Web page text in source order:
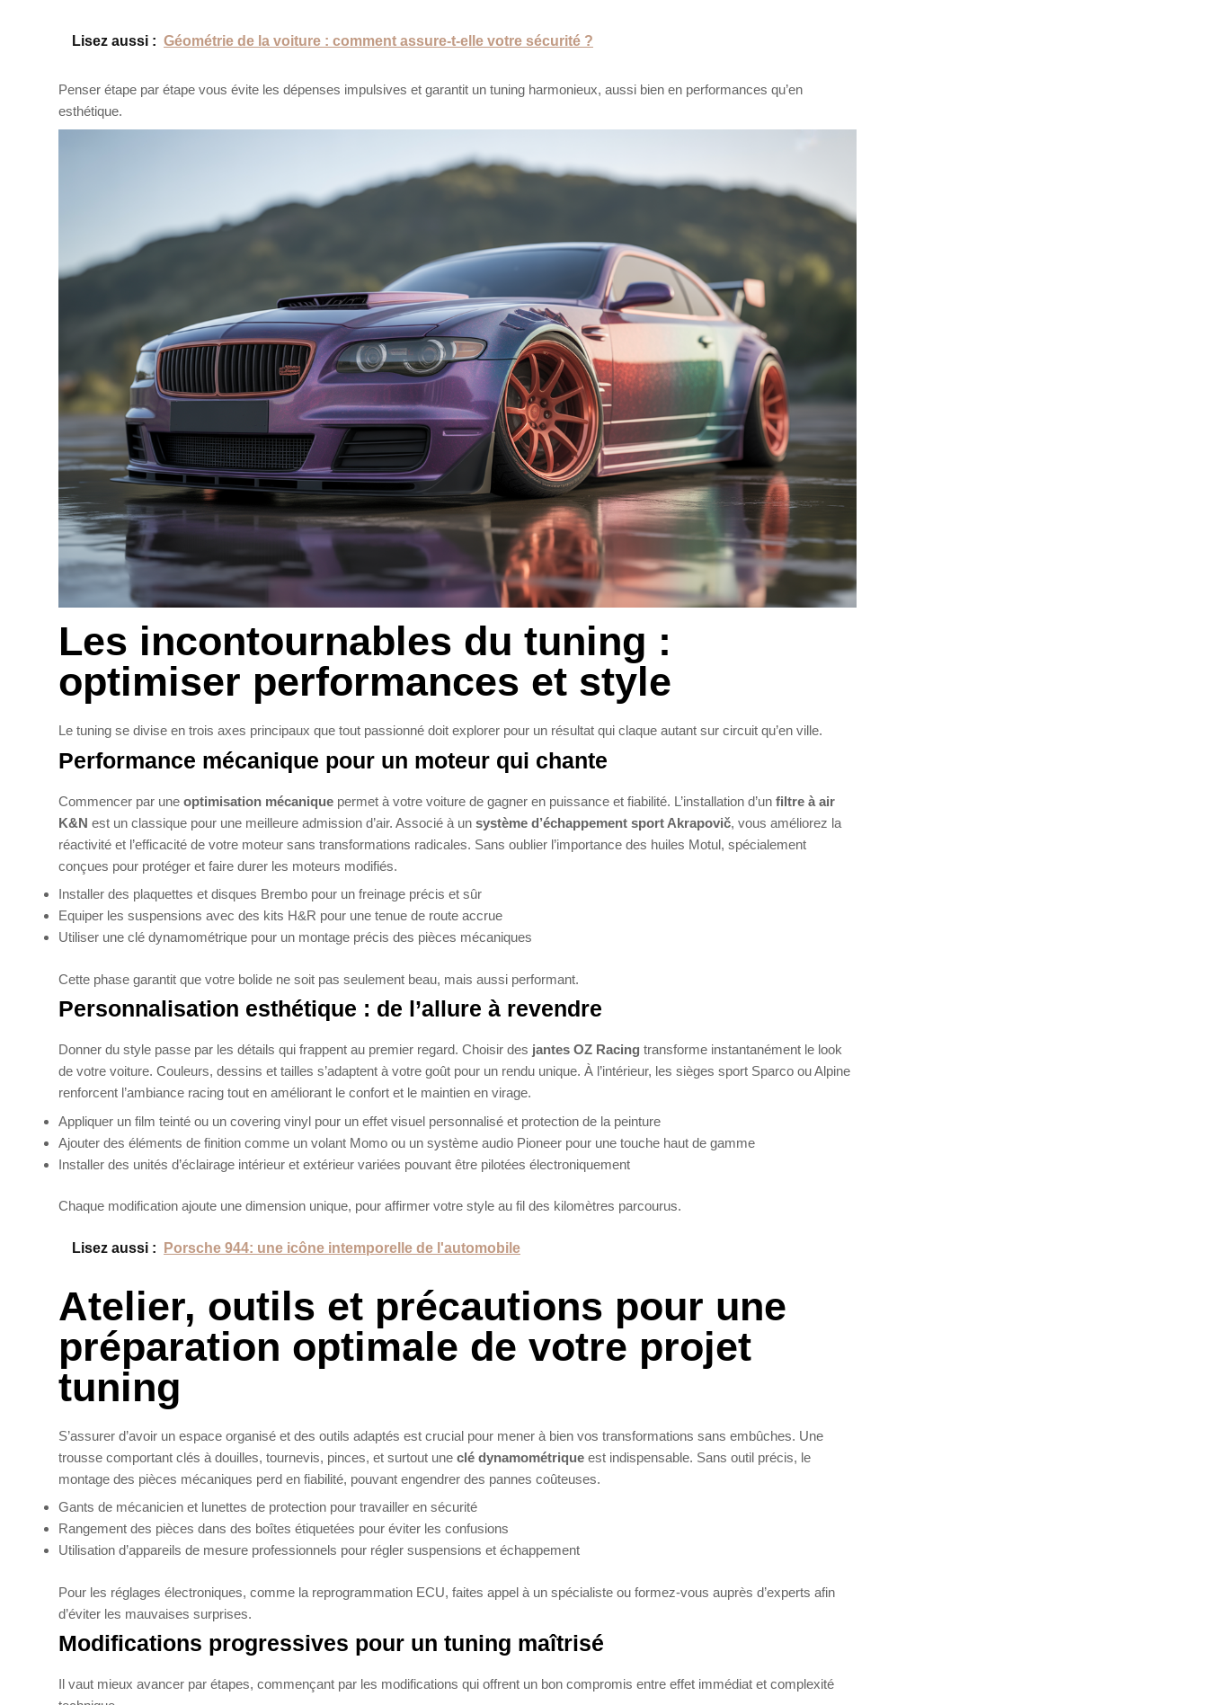
Lisez aussi : Géométrie de la voiture : comment assure-t-elle votre sécurité ?
Penser étape par étape vous évite les dépenses impulsives et garantit un tuning harmonieux, aussi bien en performances qu’en
esthétique.
Les incontournables du tuning :
optimiser performances et style
Le tuning se divise en trois axes principaux que tout passionné doit explorer pour un résultat qui claque autant sur circuit qu’en ville.
Performance mécanique pour un moteur qui chante
Commencer par une optimisation mécanique permet à votre voiture de gagner en puissance et fiabilité. L’installation d’un filtre à air
K&N est un classique pour une meilleure admission d’air. Associé à un système d’échappement sport Akrapovič, vous améliorez la
réactivité et l’efficacité de votre moteur sans transformations radicales. Sans oublier l’importance des huiles Motul, spécialement
conçues pour protéger et faire durer les moteurs modifiés.
Installer des plaquettes et disques Brembo pour un freinage précis et sûr
Equiper les suspensions avec des kits H&R pour une tenue de route accrue
Utiliser une clé dynamométrique pour un montage précis des pièces mécaniques
Cette phase garantit que votre bolide ne soit pas seulement beau, mais aussi performant.
Personnalisation esthétique : de l’allure à revendre
Donner du style passe par les détails qui frappent au premier regard. Choisir des jantes OZ Racing transforme instantanément le look
de votre voiture. Couleurs, dessins et tailles s’adaptent à votre goût pour un rendu unique. À l’intérieur, les sièges sport Sparco ou Alpine
renforcent l’ambiance racing tout en améliorant le confort et le maintien en virage.
Appliquer un film teinté ou un covering vinyl pour un effet visuel personnalisé et protection de la peinture
Ajouter des éléments de finition comme un volant Momo ou un système audio Pioneer pour une touche haut de gamme
Installer des unités d’éclairage intérieur et extérieur variées pouvant être pilotées électroniquement
Chaque modification ajoute une dimension unique, pour affirmer votre style au fil des kilomètres parcourus.
Lisez aussi : Porsche 944: une icône intemporelle de l'automobile
Atelier, outils et précautions pour une
préparation optimale de votre projet
tuning
S’assurer d’avoir un espace organisé et des outils adaptés est crucial pour mener à bien vos transformations sans embûches. Une
trousse comportant clés à douilles, tournevis, pinces, et surtout une clé dynamométrique est indispensable. Sans outil précis, le
montage des pièces mécaniques perd en fiabilité, pouvant engendrer des pannes coûteuses.
Gants de mécanicien et lunettes de protection pour travailler en sécurité
Rangement des pièces dans des boîtes étiquetées pour éviter les confusions
Utilisation d’appareils de mesure professionnels pour régler suspensions et échappement
Pour les réglages électroniques, comme la reprogrammation ECU, faites appel à un spécialiste ou formez-vous auprès d’experts afin
d’éviter les mauvaises surprises.
Modifications progressives pour un tuning maîtrisé
Il vaut mieux avancer par étapes, commençant par les modifications qui offrent un bon compromis entre effet immédiat et complexité